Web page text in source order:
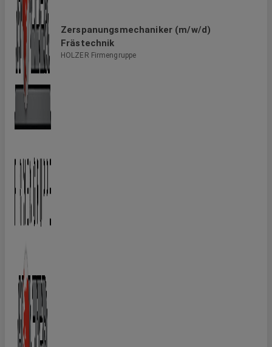
Zerspanungsmechaniker (m/w/d)
Frästechnik
HOLZER Firmengruppe